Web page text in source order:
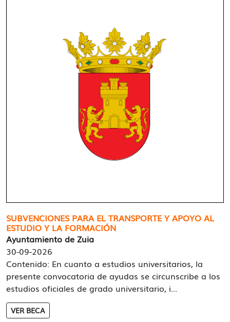
SUBVENCIONES PARA EL TRANSPORTE Y APOYO AL
ESTUDIO Y LA FORMACIÓN
Ayuntamiento de Zuia
30-09-2026
Contenido: En cuanto a estudios universitarios, la
presente convocatoria de ayudas se circunscribe a los
estudios oficiales de grado universitario, i...
VER BECA